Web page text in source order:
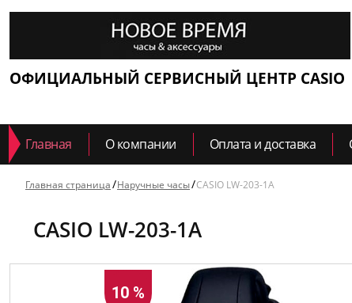
ОФИЦИАЛЬНЫЙ СЕРВИСНЫЙ ЦЕНТР CASIO
Главная О компании Оплата и доставка
Главная страница Наручные часы CASIO LW-203-1A
CASIO LW-203-1A
10 %